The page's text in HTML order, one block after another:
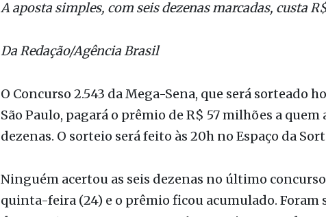
A aposta simples, com seis dezenas marcadas, custa
Da Redação/Agência Brasil
O Concurso 2.543 da Mega-Sena, que será sorteado
São Paulo, pagará o prêmio de R$ 57 milhões a quem
dezenas. O sorteio será feito às 20h no Espaço da
Ninguém acertou as seis dezenas no último
quinta-feira (24) e o prêmio ficou acumulado. Foram